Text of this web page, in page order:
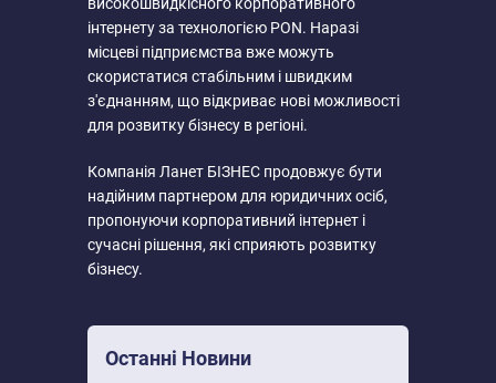
інтернету за технологією PON. Наразі
місцеві підприємства вже можуть
скористатися стабільним і швидким
з'єднанням, що відкриває нові можливості
для розвитку бізнесу в регіоні.
Компанія Ланет БІЗНЕС продовжує бути
надійним партнером для юридичних осіб,
пропонуючи корпоративний інтернет і
сучасні рішення, які сприяють розвитку
бізнесу.
Останні Новини